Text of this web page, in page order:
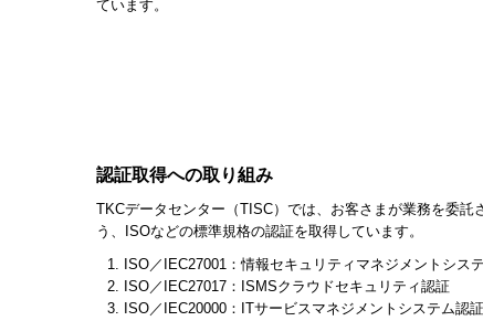
ています。
認証取得への取り組み
TKCデータセンター（TISC）では、お客さまが業務を委託
う、ISOなどの標準規格の認証を取得しています。
ISO／IEC27001：情報セキュリティマネジメントシス
ISO／IEC27017：ISMSクラウドセキュリティ認証
ISO／IEC20000：ITサービスマネジメントシステム認証